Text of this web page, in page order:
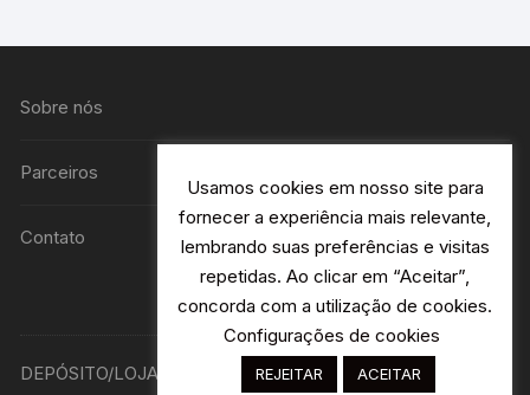
25mmx
Krona
Sobre nós
Parceiros
Contato
DEPÓSITO/LOJA R. Avião Bandeirantes 115 H2- Jardim
Usamos cookies em nosso site para
fornecer a experiência mais relevante,
lembrando suas preferências e visitas
repetidas. Ao clicar em “Aceitar”,
concorda com a utilização de cookies.
Configurações de cookies
REJEITAR ACEITAR